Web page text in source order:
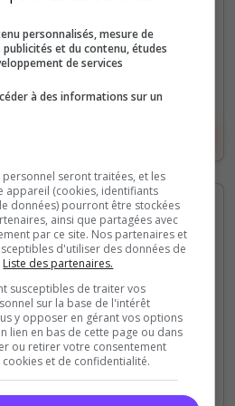
Farming Simulator
principalement la
personnalisés, mesure de
et du contenu, études
de services
à des informations sur un
seront traitées, et les
appareil (cookies, identifiants
données) pourront être stockées
ainsi que partagées avec
par ce site. Nos partenaires et
d'utiliser des données de
Liste des partenaires.
susceptibles de traiter vos
sur la base de l'intérêt
y opposer en gérant vos options
lien en bas de cette page ou dans
ou retirer votre consentement
et de confidentialité.